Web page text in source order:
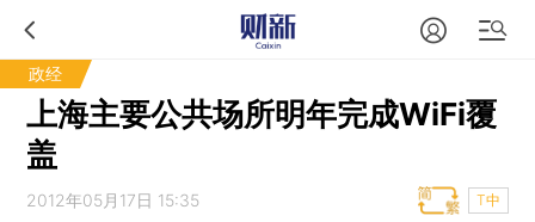
政经
上海主要公共场所明年完成WiFi覆
盖
2012年05月17日 15:35 T中